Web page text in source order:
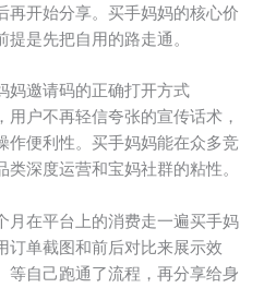
再开始分享。买手妈妈的核心价
提是先把自用的路走通。
妈邀请码的正确打开方式
户不再轻信夸张的宣传话术，
作便利性。买手妈妈能在众多竞
深度运营和宝妈社群的粘性。
月在平台上的消费走一遍买手妈
订单截图和前后对比来展示效
等自己跑通了流程，再分享给身